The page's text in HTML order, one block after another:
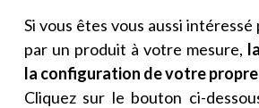
Si vous êtes vous aussi
par un produit à votre mesure,
la configuration de votre
Cliquez sur le bouton ci-